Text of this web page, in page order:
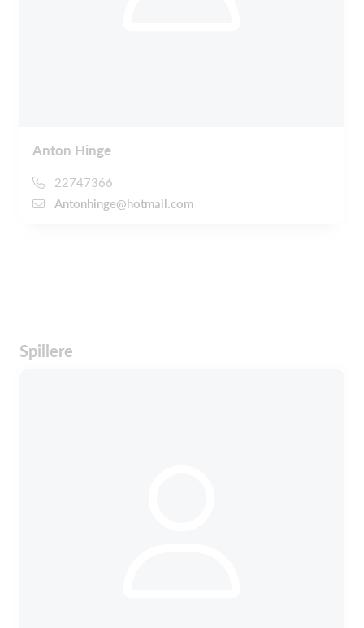
Anton Hinge
22747366
Antonhinge@hotmail.com
Spillere